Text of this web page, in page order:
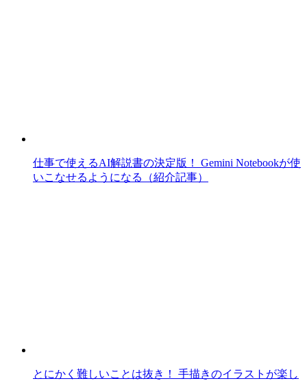
仕事で使えるAI解説書の決定版！ Gemini Notebookが使
いこなせるようになる（紹介記事）
とにかく難しいことは抜き！ 手描きのイラストが楽し